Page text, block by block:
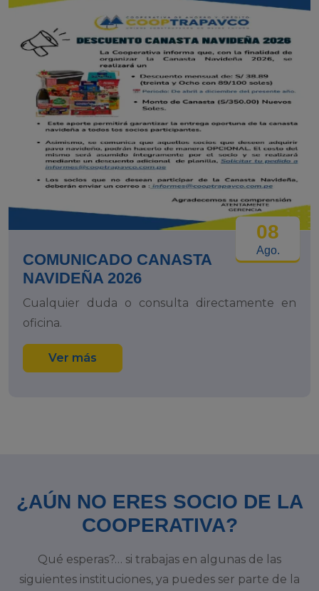
08
Ago.
COMUNICADO CANASTA
NAVIDEÑA 2026
Cualquier duda o consulta directamente en
oficina.
Ver más
¿AÚN NO ERES SOCIO DE LA
COOPERATIVA?
Qué esperas?… si trabajas en algunas de las
siguientes instituciones, ya puedes ser parte de la